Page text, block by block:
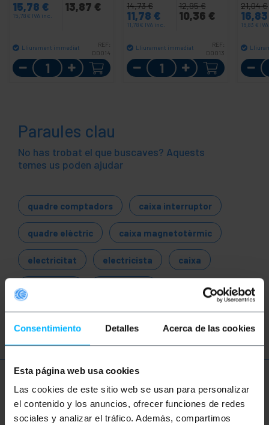
Consentimiento Detalles Acerca de las cookies
Esta página web usa cookies
Las cookies de este sitio web se usan para personalizar
el contenido y los anuncios, ofrecer funciones de redes
sociales y analizar el tráfico. Además, compartimos
15,78 €
15,78 € IVA inc.
13,87 €
Lliurament immediat
REF:
DD014
Quantitat
14,73€
11,78 €
11,78 € IVA inc.
12,95€
10,36 €
Lliurament immediat
REF:
DD013
Quantitat
21,04€
16,83 €
Paraules clau
No has trobat el que buscaves? Aquests
temes us poden ajudar
quadre comptadors caixa interruptor
quadre elèctric caixa magnetotèrmic
electricitat electricista caixa
magnetotèrmic diferencial
Més informació